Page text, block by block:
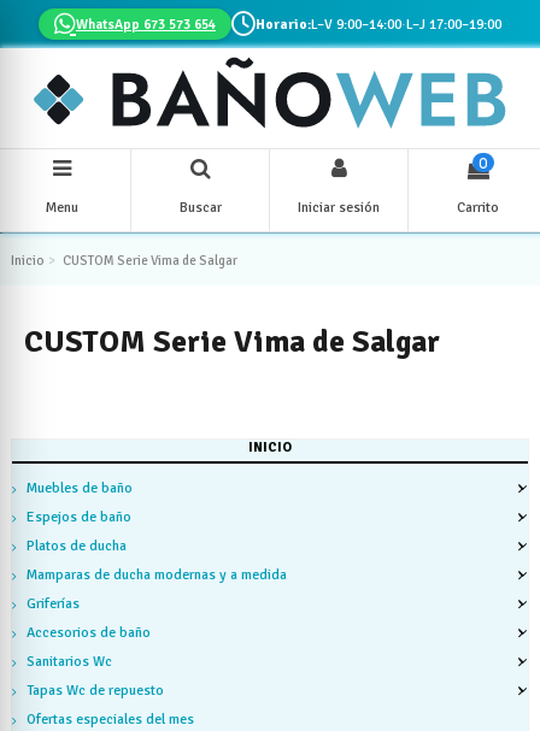
WhatsApp 673 573 654 Horario:L–V 9:00–14:00·L–J 17:00–19:00
Menu Buscar Iniciar sesión
0
Carrito
Inicio CUSTOM Serie Vima de Salgar
CUSTOM Serie Vima de Salgar
INICIO
Muebles de baño
Espejos de baño
Platos de ducha
Mamparas de ducha modernas y a medida
Griferías
Accesorios de baño
Sanitarios Wc
Tapas Wc de repuesto
Ofertas especiales del mes